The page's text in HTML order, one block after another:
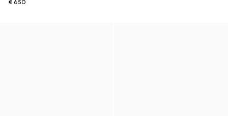
€ 650